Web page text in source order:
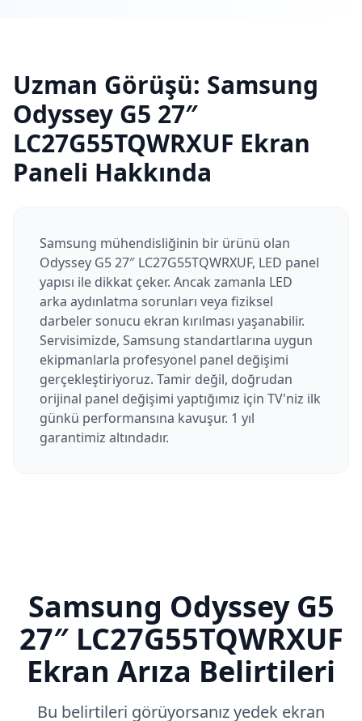
Uzman Görüşü: Samsung
Odyssey G5 27″
LC27G55TQWRXUF Ekran
Paneli Hakkında
Samsung mühendisliğinin bir ürünü olan
Odyssey G5 27″ LC27G55TQWRXUF, LED panel
yapısı ile dikkat çeker. Ancak zamanla LED
arka aydınlatma sorunları veya fiziksel
darbeler sonucu ekran kırılması yaşanabilir.
Servisimizde, Samsung standartlarına uygun
ekipmanlarla profesyonel panel değişimi
gerçekleştiriyoruz. Tamir değil, doğrudan
orijinal panel değişimi yaptığımız için TV'niz ilk
günkü performansına kavuşur. 1 yıl
garantimiz altındadır.
Samsung Odyssey G5
27″ LC27G55TQWRXUF
Ekran Arıza Belirtileri
Bu belirtileri görüyorsanız yedek ekran